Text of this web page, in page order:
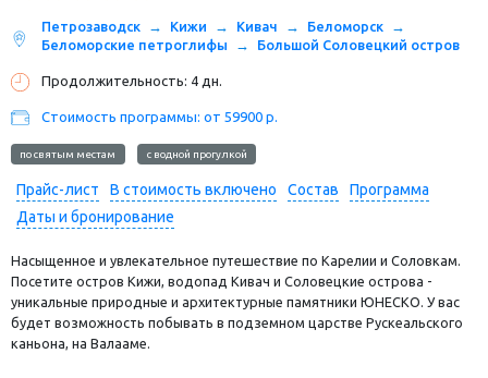
Петрозаводск Кижи Кивач
Беломорск
Беломорские петроглифы
Большой Соловецкий остров
Продолжительность: 4 дн.
Стоимость программы: от 59900 р.
по святым местам с водной прогулкой
Прайс-лист В стоимость включено Состав
Программа
Даты и бронирование
Насыщенное и увлекательное путешествие по Карелии и Соловкам.
Посетите остров Кижи, водопад Кивач и Соловецкие острова -
уникальные природные и архитектурные памятники ЮНЕСКО. У вас
будет возможность побывать в подземном царстве Рускеальского
каньона, на Валааме.